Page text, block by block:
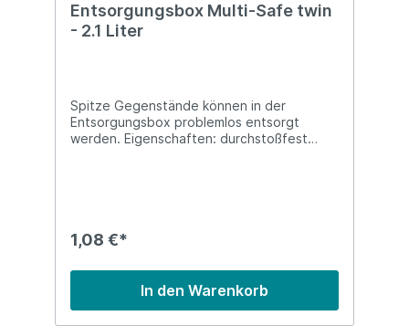
Entsorgungsbox Multi-Safe twin
- 2.1 Liter
Spitze Gegenstände können in der
Entsorgungsbox problemlos entsorgt
werden. Eigenschaften: durchstoßfest
1,08 €*
In den Warenkorb